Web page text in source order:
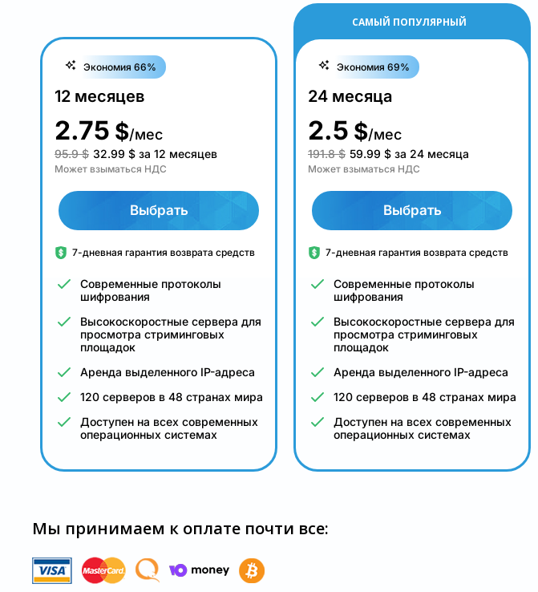
САМЫЙ ПОПУЛЯРНЫЙ
Экономия 69%
24 месяца
2.5 $/мес
191.8 $ 59.99 $ за 24 месяца
Может взыматься НДС
Выбрать
7-дневная гарантия возврата средств
Современные протоколы
шифрования
Высокоскоростные сервера для
просмотра стриминговых
площадок
Аренда выделенного IP-адреса
120 серверов в 48 странах мира
Доступен на всех современных
операционных системах
Экономия 66%
12 месяцев
2.75 $/мес
95.9 $ 32.99 $ за 12 месяцев
Может взыматься НДС
Выбрать
7-дневная гарантия возврата средств
Современные протоколы
шифрования
Высокоскоростные сервера для
просмотра стриминговых
площадок
Аренда выделенного IP-адреса
120 серверов в 48 странах мира
Доступен на всех современных
операционных системах
Мы принимаем к оплате почти все: